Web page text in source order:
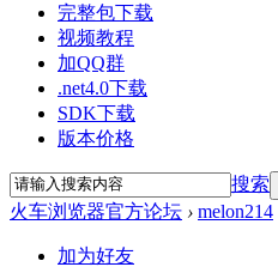
完整包下载
视频教程
加QQ群
.net4.0下载
SDK下载
版本价格
搜索
火车浏览器官方论坛 › melon214
加为好友